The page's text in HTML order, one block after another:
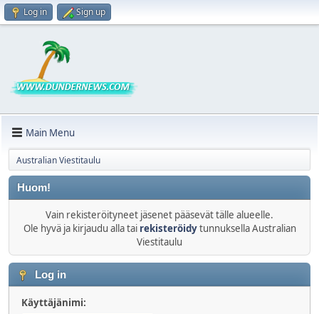
Log in Sign up
Main Menu
Australian Viestitaulu
Huom!
Vain rekisteröityneet jäsenet pääsevät tälle alueelle.
Ole hyvä ja kirjaudu alla tai rekisteröidytunnuksella Australian
Viestitaulu
Log in
Käyttäjänimi: